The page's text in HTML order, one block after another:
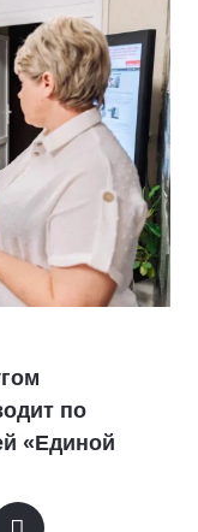
по
«Единой